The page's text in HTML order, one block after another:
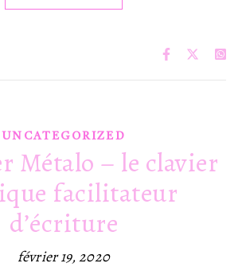
UNCATEGORIZED
Métalo – le clavier
facilitateur
d’écriture
février 19, 2020